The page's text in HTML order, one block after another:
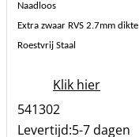
Naadloos
Extra zwaar RVS 2.7mm dikte
Roestvrij Staal
Klik hier
541302
Levertijd:5-7 dagen